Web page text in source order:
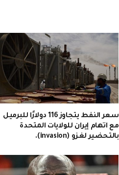
سعر النفط يتجاوز 116 دولارًا للبرميل
مع اتهام إيران للولايات المتحدة
بالتحضير لغزو (invasion).